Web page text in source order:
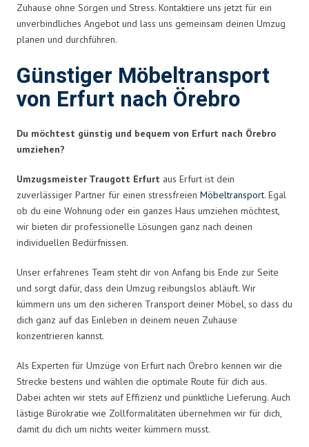
Zuhause ohne Sorgen und Stress. Kontaktiere uns jetzt für ein
unverbindliches Angebot und lass uns gemeinsam deinen Umzug
planen und durchführen.
Günstiger Möbeltransport
von Erfurt nach Örebro
Du möchtest günstig und bequem von Erfurt nach Örebro
umziehen?
Umzugsmeister Traugott Erfurt aus Erfurt ist dein
zuverlässiger Partner für einen stressfreien Möbeltransport. Egal
ob du eine Wohnung oder ein ganzes Haus umziehen möchtest,
wir bieten dir professionelle Lösungen ganz nach deinen
individuellen Bedürfnissen.
Unser erfahrenes Team steht dir von Anfang bis Ende zur Seite
und sorgt dafür, dass dein Umzug reibungslos abläuft. Wir
kümmern uns um den sicheren Transport deiner Möbel, so dass du
dich ganz auf das Einleben in deinem neuen Zuhause
konzentrieren kannst.
Als Experten für Umzüge von Erfurt nach Örebro kennen wir die
Strecke bestens und wählen die optimale Route für dich aus.
Dabei achten wir stets auf Effizienz und pünktliche Lieferung. Auch
lästige Bürokratie wie Zollformalitäten übernehmen wir für dich,
damit du dich um nichts weiter kümmern musst.